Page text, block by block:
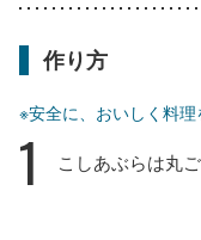
作り方
※安全に、おいしく料
1 こしあぶらは丸